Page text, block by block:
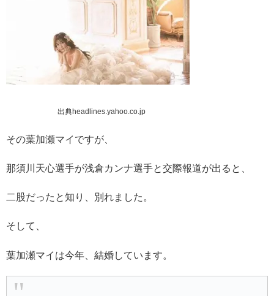
出典headlines.yahoo.co.jp
その葉加瀬マイですが、
那須川天心選手が浅倉カンナ選手と交際報道が出ると、
二股だったと知り、別れました。
そして、
葉加瀬マイは今年、結婚しています。